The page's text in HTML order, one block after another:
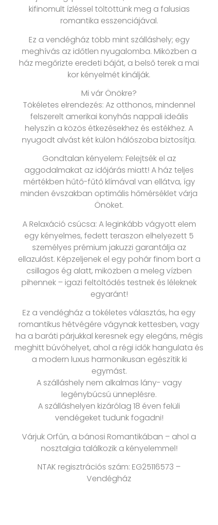
kifinomult ízléssel töltöttünk meg a falusias
romantika esszenciájával.
Ez a vendégház több mint szálláshely; egy
meghívás az időtlen nyugalomba. Miközben a
ház megőrizte eredeti báját, a belső terek a mai
kor kényelmét kínálják.
Mi vár Önökre?
Tökéletes elrendezés: Az otthonos, mindennel
felszerelt amerikai konyhás nappali ideális
helyszín a közös étkezésekhez és estékhez. A
nyugodt alvást két külön hálószoba biztosítja.
Gondtalan kényelem: Felejtsék el az
aggodalmakat az időjárás miatt! A ház teljes
mértékben hűtő-fűtő klímával van ellátva, így
minden évszakban optimális hőmérséklet várja
Önöket.
A Relaxáció csúcsa: A leginkább vágyott elem
egy kényelmes, fedett teraszon elhelyezett 5
személyes prémium jakuzzi garantálja az
ellazulást. Képzeljenek el egy pohár finom bort a
csillagos ég alatt, miközben a meleg vízben
pihennek – igazi feltöltődés testnek és léleknek
egyaránt!
Ez a vendégház a tökéletes választás, ha egy
romantikus hétvégére vágynak kettesben, vagy
ha a baráti párjukkal keresnek egy elegáns, mégis
meghitt búvóhelyet, ahol a régi idők hangulata és
a modern luxus harmonikusan egészítik ki
egymást.
A szálláshely nem alkalmas lány- vagy
legénybúcsú ünneplésre.
A szálláshelyen kizárólag 18 éven felüli
vendégeket tudunk fogadni!
Várjuk Orfűn, a bánosi Romantikában – ahol a
nosztalgia találkozik a kényelemmel!
NTAK regisztrációs szám: EG25116573 –
Vendégház